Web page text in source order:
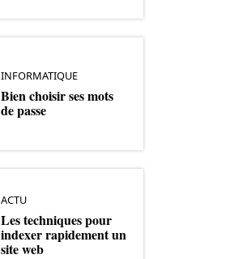
INFORMATIQUE
Bien choisir ses mots
de passe
ACTU
Les techniques pour
indexer rapidement un
site web